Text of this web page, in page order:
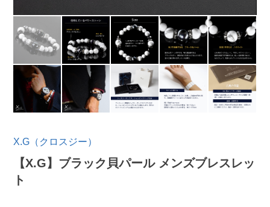
X.G（クロスジー）
【X.G】ブラック貝パール メンズブレスレッ
ト